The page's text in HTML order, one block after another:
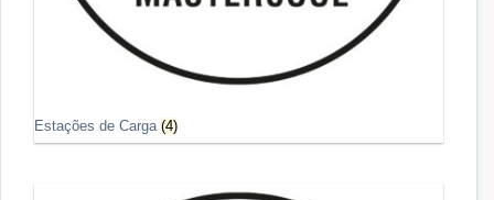
Estações de Carga (4)